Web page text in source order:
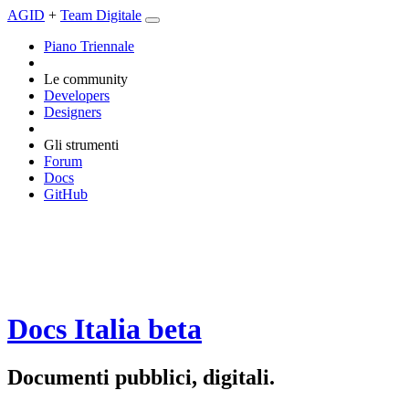
AGID + Team Digitale
Piano Triennale
Le community
Developers
Designers
Gli strumenti
Forum
Docs
GitHub
Docs Italia beta
Documenti pubblici, digitali.